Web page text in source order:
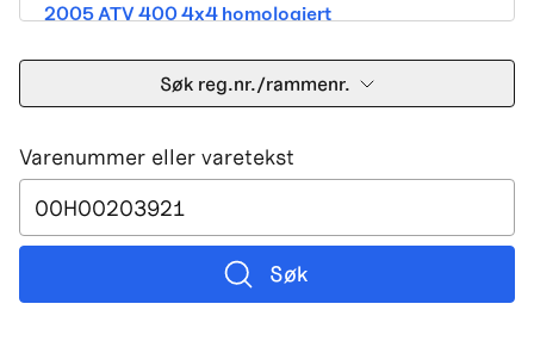
2005 ATV 400 4x4 homologiert
2005 ATV 500 TRV homologiert
2005 ATV 500i 4x4A homologiert
2005 DVX 400 street homologiert
2006 250 Utility Street Legal
2006 400 Street Legal
2006 400 3in1 Street Legal
2006 400 dvx street-2x4 homologated b390b
2006 500 4x4A Street Legal
Søk reg.nr./rammenr.
Varenummer eller varetekst
Søk